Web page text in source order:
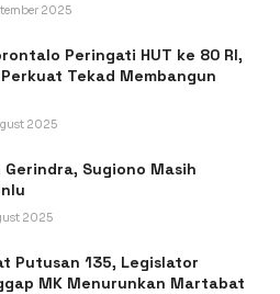
2025
Peringati HUT ke 80 RI,
Tekad Membangun
2025
Sugiono Masih
2025
Putusan 135, Legislator
MK Menurunkan Martabat